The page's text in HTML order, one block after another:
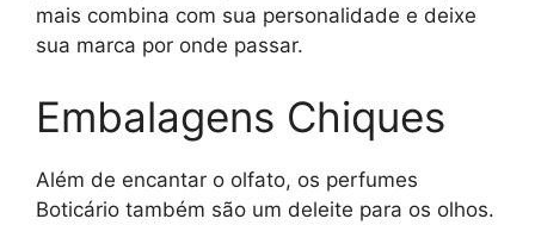
mais combina com sua personalidade e deixe
sua marca por onde passar.
Embalagens Chiques
Além de encantar o olfato, os perfumes
Boticário também são um deleite para os olhos.